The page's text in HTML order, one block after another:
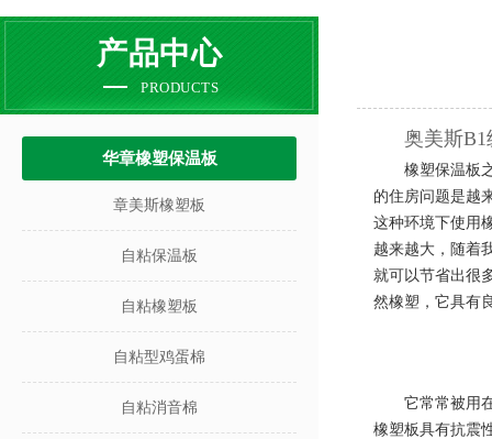
产品中心
PRODUCTS
华章橡塑保温板
章美斯橡塑板
自粘保温板
自粘橡塑板
自粘型鸡蛋棉
自粘消音棉
奥美斯
橡塑保温板
的住房问题是越
这种环境下使用
越来越大，随着
就可以节省出很
然橡塑，它具有
它常常被用
橡塑板具有抗震